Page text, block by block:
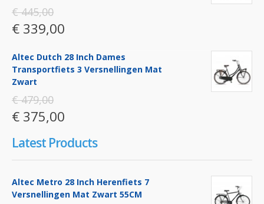
€ 445,00
€ 339,00
Altec Dutch 28 Inch Dames
Transportfiets 3 Versnellingen Mat
Zwart
€ 479,00
€ 375,00
Latest Products
Altec Metro 28 Inch Herenfiets 7
Versnellingen Mat Zwart 55CM